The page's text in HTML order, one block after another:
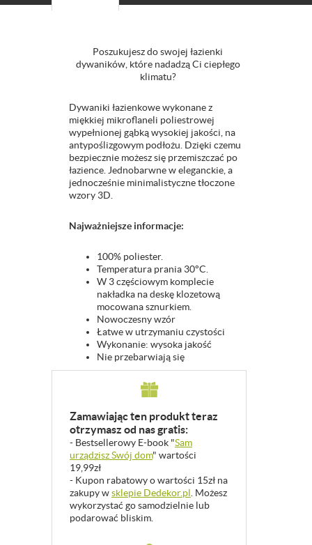
Poszukujesz do swojej łazienki
dywaników, które nadadzą Ci ciepłego
klimatu?
Dywaniki łazienkowe wykonane z
miękkiej mikroflaneli poliestrowej
wypełnionej gąbką wysokiej jakości, na
antypoślizgowym podłożu. Dzięki czemu
bezpiecznie możesz się przemiszczać po
łazience. Jednobarwne w eleganckie, a
jednocześnie minimalistyczne tłoczone
wzory 3D.
Najważniejsze informacje:
100% poliester.
Temperatura prania 30°C.
W 3 częściowym komplecie
nakładka na deskę klozetową
mocowana sznurkiem.
Nowoczesny wzór
Łatwe w utrzymaniu czystości
Wykonanie: wysoka jakość
Nie przebarwiają się
Zamawiając ten produkt teraz
otrzymasz od nas gratis:
- Bestsellerowy E-book "Sam
urządzisz Swój dom" wartości
19,99zł
- Kupon rabatowy o wartości 15zł na
zakupy wsklepie Dedekor.pl. Możesz
wykorzystać go samodzielnie lub
podarować bliskim.